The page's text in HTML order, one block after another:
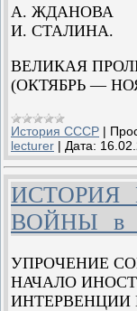
А. ЖДАНОВА
И. СТАЛИНА.
ВЕЛИКАЯ
(ОКТЯБРЬ —
История СССР |
lecturer | Дата:
ИСТОРИЯ
ВОЙНЫ в
УПРОЧЕНИЕ
НАЧАЛО